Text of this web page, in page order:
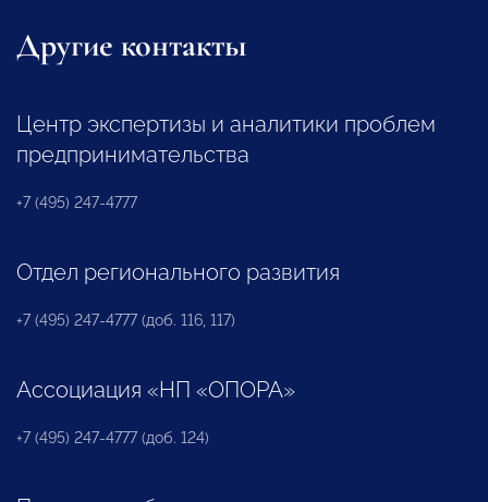
Другие контакты
Центр экспертизы и аналитики проблем
предпринимательства
+7 (495) 247-4777
Отдел регионального развития
+7 (495) 247-4777 (доб. 116, 117)
Ассоциация «НП «ОПОРА»
+7 (495) 247-4777 (доб. 124)